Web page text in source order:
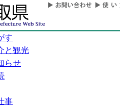
す
と観光
らせ
事